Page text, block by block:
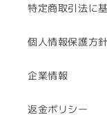
特定商取引法に
個人情報保護方針
企業情報
返金ポリシー